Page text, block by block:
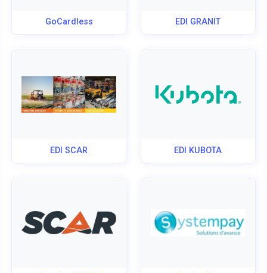
GoCardless EDI GRANIT
EDI SCAR EDI KUBOTA